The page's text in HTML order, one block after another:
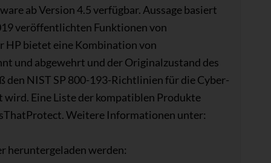
ab Version 4.5 verfügbar. Aussage basiert
veröffentlichten Funktionen von
HP bietet eine Kombination von
und abgewehrt und der Originalzustand des
NIST SP 800-193-Richtlinien für die Cyber-
Eine Liste der kompatiblen Produkte
Weitere Informationen unter:
heruntergeladen werden: